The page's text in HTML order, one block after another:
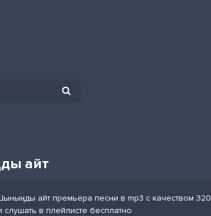
айт
айт премьера песни в mp3 с качеством 320
в плейлисте бесплатно